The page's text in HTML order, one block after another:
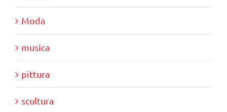
Moda
musica
pittura
scultura